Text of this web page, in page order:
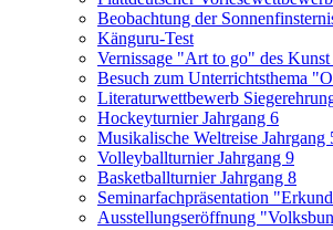
Beobachtung der
Känguru-Test
Vernissage "Art to go" des
Besuch zum Unterrichtsthema
Literaturwettbewerb
Hockeyturnier Jahrgang 6
Musikalische Weltreise Jahrgang
Volleyballturnier Jahrgang 9
Basketballturnier Jahrgang 8
Seminarfachpräsentation
Ausstellungseröffnung